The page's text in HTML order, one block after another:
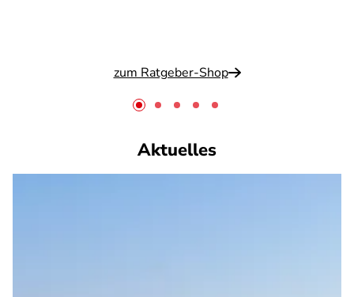
zum Ratgeber-Shop
Aktuelles